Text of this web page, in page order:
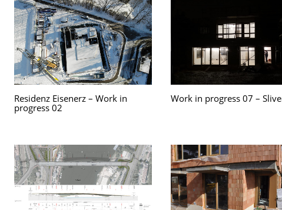
Residenz Eisenerz – Work in
progress 02
Work in progress 07 –